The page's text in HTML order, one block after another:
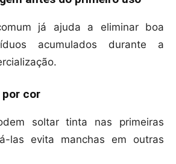
já ajuda a eliminar boa
acumulados durante a
por cor
soltar tinta nas primeiras
las evita manchas em outras